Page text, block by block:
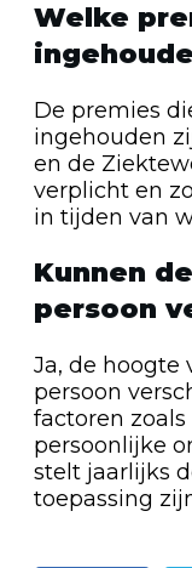
Welke
De premies
ingehouden
en de
verplicht en
in tijden van
Kunnen
persoon
Ja, de hoogte
persoon
factoren
persoonlijke
stelt jaarlijks
toepassing